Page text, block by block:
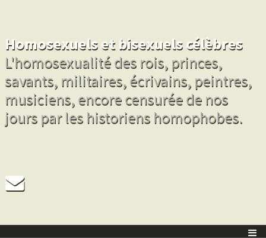
Homosexuels et bisexuels célèbres
L'homosexualité des rois, princes,
savants, militaires, écrivains, peintres,
musiciens, encore censurée de nos
jours par les historiens homophobes.